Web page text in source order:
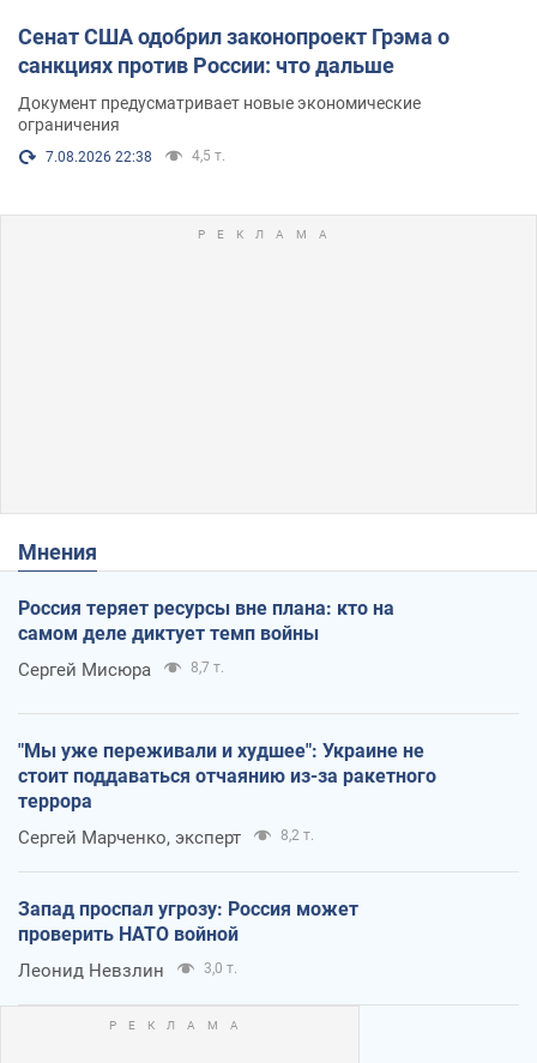
Сенат США одобрил законопроект Грэма о
санкциях против России: что дальше
Документ предусматривает новые экономические
ограничения
7.08.2026 22:38 4,5 т.
Мнения
Россия теряет ресурсы вне плана: кто на
самом деле диктует темп войны
Сергей Мисюра 8,7 т.
"Мы уже переживали и худшее": Украине не
стоит поддаваться отчаянию из-за ракетного
террора
Сергей Марченко, эксперт 8,2 т.
Запад проспал угрозу: Россия может
проверить НАТО войной
Леонид Невзлин 3,0 т.